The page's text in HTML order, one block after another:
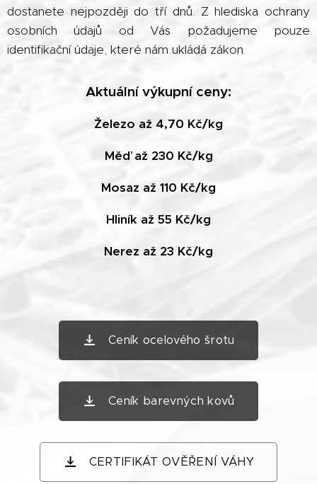
dostanete nejpozději do tří dnů. Z hlediska ochrany
osobních údajů od Vás požadujeme pouze
identifikační údaje, které nám ukládá zákon.
Aktuální výkupní ceny:
Železo až 4,70 Kč/kg
Měď až 230 Kč/kg
Mosaz až 110 Kč/kg
Hliník až 55 Kč/kg
Nerez až 23 Kč/kg
Ceník ocelového šrotu
Ceník barevných kovů
CERTIFIKÁT OVĚŘENÍ VÁHY